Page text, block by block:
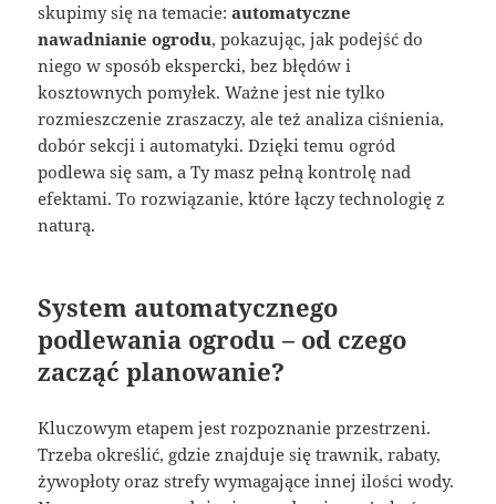
skupimy się na temacie:automatyczne
nawadnianie ogrodu, pokazując, jak podejść do
niego w sposób ekspercki, bez błędów i
kosztownych pomyłek. Ważne jest nie tylko
rozmieszczenie zraszaczy, ale też analiza ciśnienia,
dobór sekcji i automatyki. Dzięki temu ogród
podlewa się sam, a Ty masz pełną kontrolę nad
efektami. To rozwiązanie, które łączy technologię z
naturą.
System automatycznego
podlewania ogrodu – od czego
zacząć planowanie?
Kluczowym etapem jest rozpoznanie przestrzeni.
Trzeba określić, gdzie znajduje się trawnik, rabaty,
żywopłoty oraz strefy wymagające innej ilości wody.